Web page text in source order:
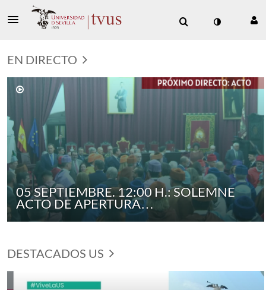
EN DIRECTO
05 SEPTIEMBRE. 12:00 H.: SOLEMNE
ACTO DE APERTURA…
DESTACADOS US